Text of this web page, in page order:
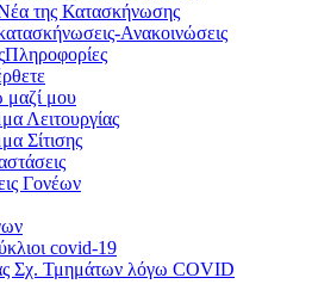
της Κατασκήνωσης
Ανακοινώσεις
Πληροφορίες
μαζί μου
Λειτουργίας
Σίτισης
Γονέων
covid-19
Σχ. Τμημάτων λόγω COVID